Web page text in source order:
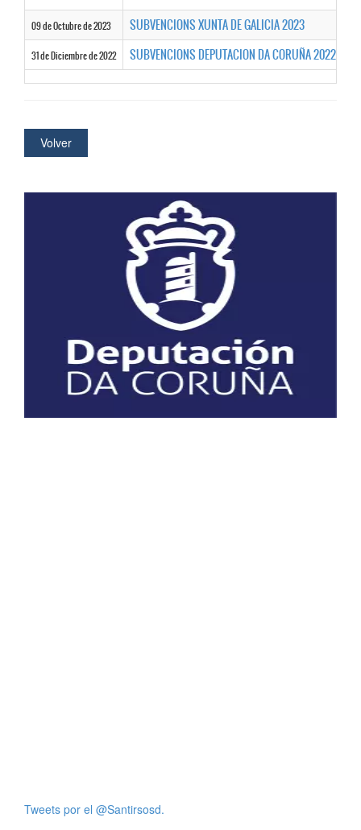
09 de Octubre de 2023 SUBVENCIONS XUNTA DE GALICIA 2023
31 de Diciembre de 2022 SUBVENCIONS DEPUTACION DA CORUÑA 2022
Volver
Tweets por el @Santirsosd.